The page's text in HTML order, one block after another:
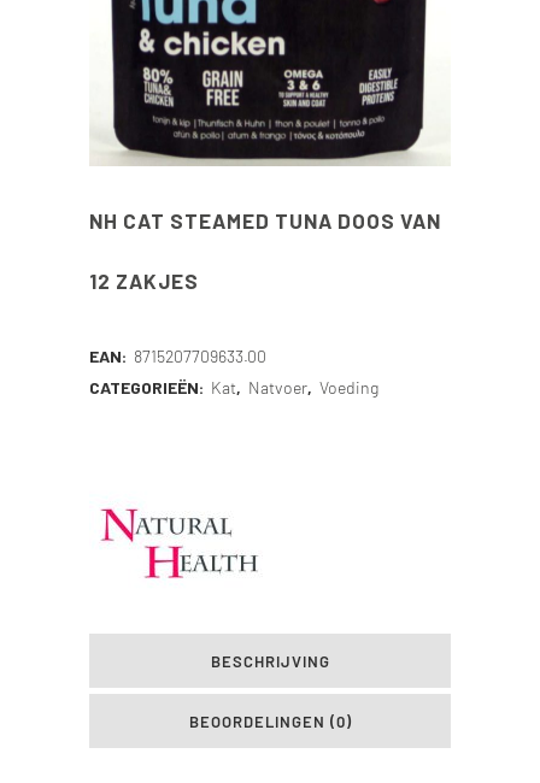
NH CAT STEAMED TUNA DOOS VAN
12 ZAKJES
EAN: 8715207709633.00
CATEGORIEËN: Kat, Natvoer, Voeding
BESCHRIJVING
BEOORDELINGEN (0)